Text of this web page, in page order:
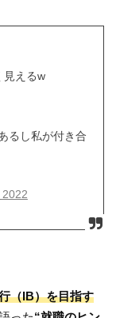
見えるw
るし私が付き合
（IB）を目指す